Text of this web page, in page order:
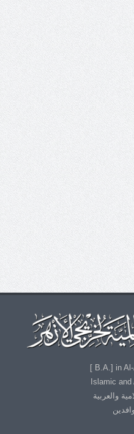
B.A.] in Al-
Islamic
والعربية